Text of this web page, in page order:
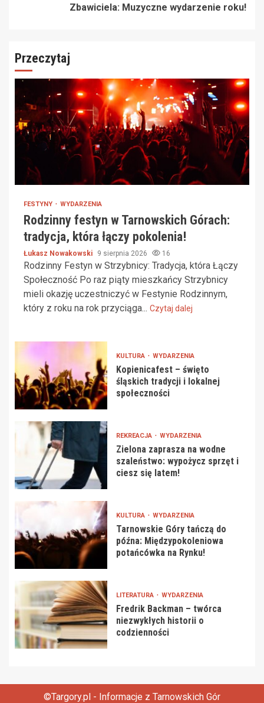
Zbawiciela: Muzyczne wydarzenie roku!
Przeczytaj
FESTYNY WYDARZENIA
Rodzinny festyn w Tarnowskich Górach:
tradycja, która łączy pokolenia!
Łukasz Nowakowski 9 sierpnia 2026 16
Rodzinny Festyn w Strzybnicy: Tradycja, która Łączy
Społeczność Po raz piąty mieszkańcy Strzybnicy
mieli okazję uczestniczyć w Festynie Rodzinnym,
który z roku na rok przyciąga... Czytaj dalej
KULTURA WYDARZENIA
Kopienicafest – święto
śląskich tradycji i lokalnej
społeczności
REKREACJA WYDARZENIA
Zielona zaprasza na wodne
szaleństwo: wypożycz sprzęt i
ciesz się latem!
KULTURA WYDARZENIA
Tarnowskie Góry tańczą do
późna: Międzypokoleniowa
potańcówka na Rynku!
LITERATURA WYDARZENIA
Fredrik Backman – twórca
niezwykłych historii o
codzienności
©Targory.pl - Informacje z Tarnowskich Gór